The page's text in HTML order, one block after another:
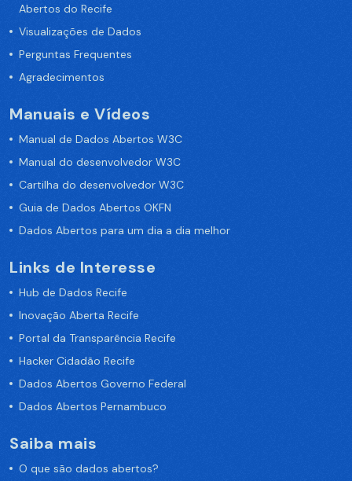
Abertos do Recife
Visualizações de Dados
Perguntas Frequentes
Agradecimentos
Manuais e Vídeos
Manual de Dados Abertos W3C
Manual do desenvolvedor W3C
Cartilha do desenvolvedor W3C
Guia de Dados Abertos OKFN
Dados Abertos para um dia a dia melhor
Links de Interesse
Hub de Dados Recife
Inovação Aberta Recife
Portal da Transparência Recife
Hacker Cidadão Recife
Dados Abertos Governo Federal
Dados Abertos Pernambuco
Saiba mais
O que são dados abertos?